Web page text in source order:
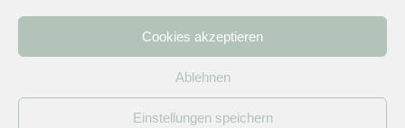
Cookies akzeptieren
Ablehnen
Einstellungen speichern
Kontakt
Impressum/ Datenschutzerklärung